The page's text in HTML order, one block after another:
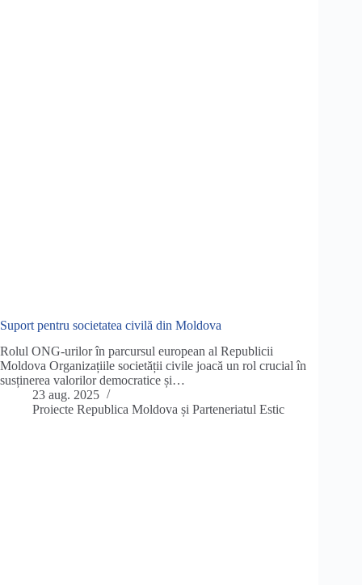
Suport pentru societatea civilă din Moldova
Rolul ONG-urilor în parcursul european al Republicii
Moldova Organizațiile societății civile joacă un rol crucial în
susținerea valorilor democratice și…
23 aug. 2025
Proiecte Republica Moldova și Parteneriatul Estic